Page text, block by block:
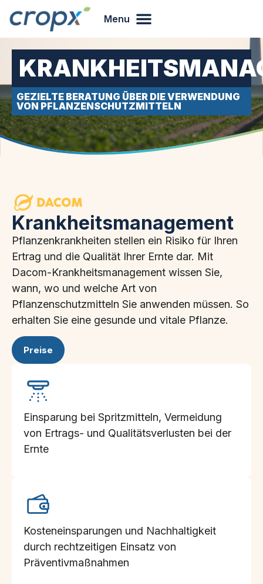
Menu
GEZIELTE BERATUNG ÜBER DIE VERWENDUNG
VON PFLANZENSCHUTZMITTELN
Krankheitsmanagement
Pflanzenkrankheiten stellen ein Risiko für Ihren
Ertrag und die Qualität Ihrer Ernte dar. Mit
Dacom-Krankheitsmanagement wissen Sie,
wann, wo und welche Art von
Pflanzenschutzmitteln Sie anwenden müssen. So
erhalten Sie eine gesunde und vitale Pflanze.
Preise
Einsparung bei Spritzmitteln, Vermeidung
von Ertrags- und Qualitätsverlusten bei der
Ernte
Kosteneinsparungen und Nachhaltigkeit
durch rechtzeitigen Einsatz von
Präventivmaßnahmen